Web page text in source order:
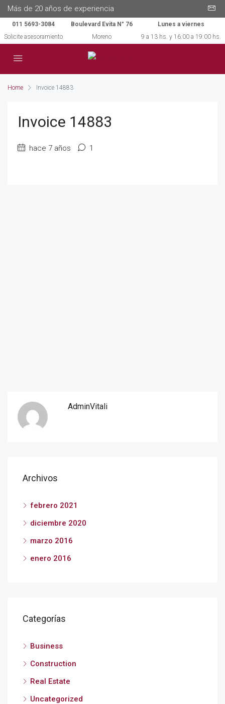
Más de 20 años de experiencia
011 5693-3084
Solicite asesoramiento
Boulevard Evita N° 76
Moreno
Lunes a viernes
9 a 13 hs. y 16:00 a 19:00 hs.
Home Invoice 14883
Invoice 14883
hace 7 años 1
AdminVitali
Archivos
febrero 2021
diciembre 2020
marzo 2016
enero 2016
Categorías
Business
Construction
Real Estate
Uncategorized